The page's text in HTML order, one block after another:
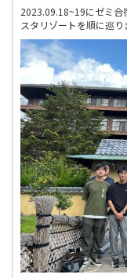
2023.09.18~19にゼミ合
スタリゾートを順に巡り